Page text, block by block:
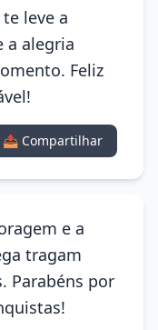
leve a
a alegria
Feliz
📤 Compartilhar
e a
tragam
Parabéns por